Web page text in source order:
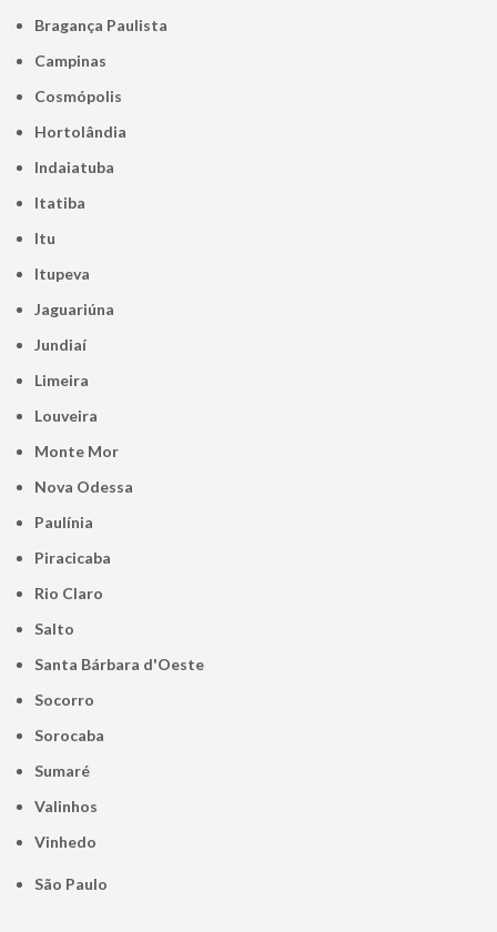
Bragança Paulista
Campinas
Cosmópolis
Hortolândia
Indaiatuba
Itatiba
Itu
Itupeva
Jaguariúna
Jundiaí
Limeira
Louveira
Monte Mor
Nova Odessa
Paulínia
Piracicaba
Rio Claro
Salto
Santa Bárbara d'Oeste
Socorro
Sorocaba
Sumaré
Valinhos
Vinhedo
São Paulo